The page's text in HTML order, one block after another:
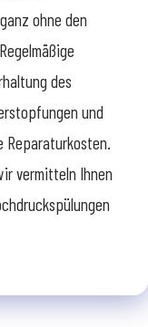
ohne den
des
und
vermitteln Ihnen